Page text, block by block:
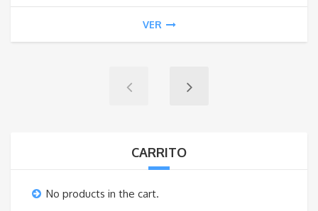
C$1,070.00.
VER
CARRITO
No products in the cart.